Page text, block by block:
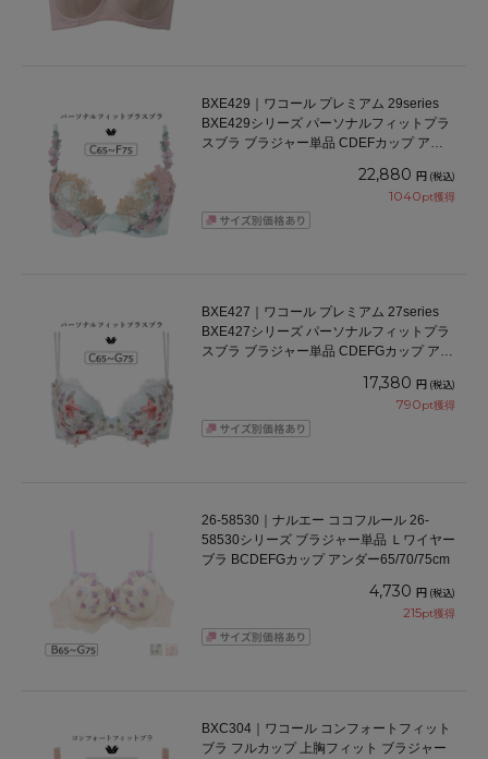
BXE429｜ワコール プレミアム 29series
BXE429シリーズ パーソナルフィットプラ
スブラ ブラジャー単品 CDEFカップ アン
22,880 円 (税込)
1040pt獲得
BXE427｜ワコール プレミアム 27series
BXE427シリーズ パーソナルフィットプラ
スブラ ブラジャー単品 CDEFGカップ アン
17,380 円 (税込)
790pt獲得
26-58530｜ナルエー ココフルール 26-
58530シリーズ ブラジャー単品 Ｌワイヤー
ブラ BCDEFGカップ アンダー65/70/75cm
4,730 円 (税込)
215pt獲得
BXC304｜ワコール コンフォートフィット
ブラ フルカップ 上胸フィット ブラジャー